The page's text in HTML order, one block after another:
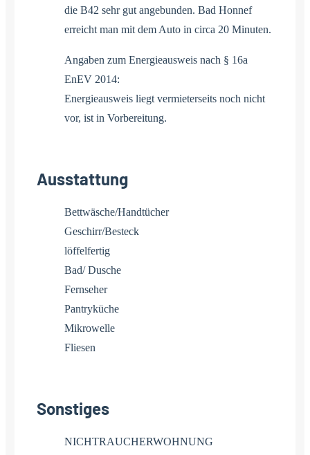
die B42 sehr gut angebunden. Bad Honnef
erreicht man mit dem Auto in circa 20 Minuten.
Angaben zum Energieausweis nach § 16a
EnEV 2014:
Energieausweis liegt vermieterseits noch nicht
vor, ist in Vorbereitung.
Ausstattung
Bettwäsche/Handtücher
Geschirr/Besteck
löffelfertig
Bad/ Dusche
Fernseher
Pantryküche
Mikrowelle
Fliesen
Sonstiges
NICHTRAUCHERWOHNUNG